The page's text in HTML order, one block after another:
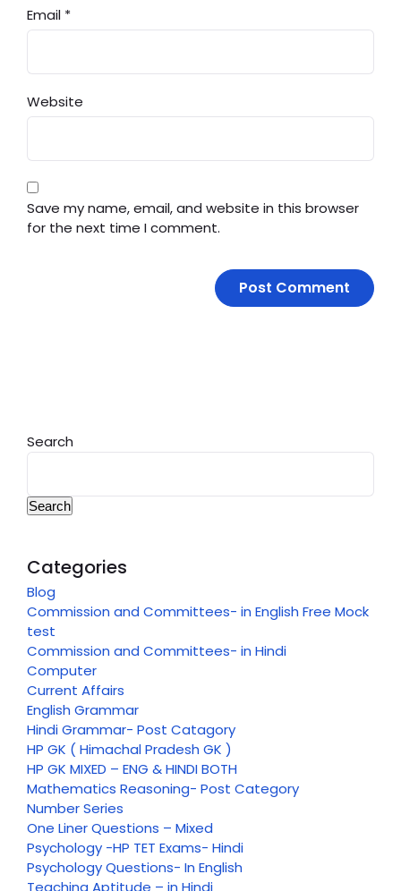
Email *
Website
Save my name, email, and website in this browser
for the next time I comment.
Search
Search
Categories
Blog
Commission and Committees- in English Free Mock
test
Commission and Committees- in Hindi
Computer
Current Affairs
English Grammar
Hindi Grammar- Post Catagory
HP GK ( Himachal Pradesh GK )
HP GK MIXED – ENG & HINDI BOTH
Mathematics Reasoning- Post Category
Number Series
One Liner Questions – Mixed
Psychology -HP TET Exams- Hindi
Psychology Questions- In English
Teaching Aptitude – in Hindi